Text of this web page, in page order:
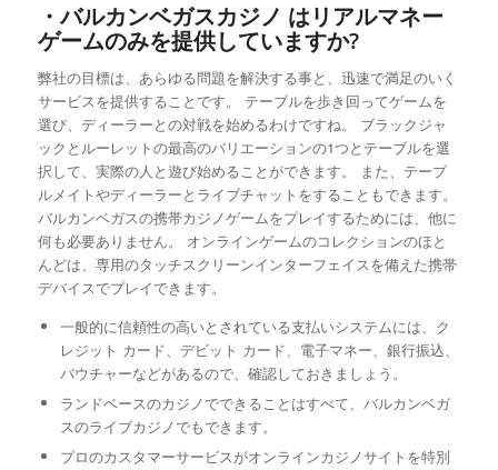
・バルカンベガスカジノ はリアルマネー
ゲームのみを提供していますか?
弊社の目標は、あらゆる問題を解決する事と、迅速で満足のいく
サービスを提供することです。 テーブルを歩き回ってゲームを
選び、ディーラーとの対戦を始めるわけですね。 ブラックジャ
ックとルーレットの最高のバリエーションの1つとテーブルを選
択して、実際の人と遊び始めることができます。 また、テーブ
ルメイトやディーラーとライブチャットをすることもできます。
バルカンベガスの携帯カジノゲームをプレイするためには、他に
何も必要ありません。 オンラインゲームのコレクションのほと
んどは、専用のタッチスクリーンインターフェイスを備えた携帯
デバイスでプレイできます。
一般的に信頼性の高いとされている支払いシステムには、ク
レジット カード、デビット カード、電子マネー、銀行振込、
バウチャーなどがあるので、確認しておきましょう。
ランドベースのカジノでできることはすべて、バルカンベガ
スのライブカジノでもできます。
プロのカスタマーサービスがオンラインカジノサイトを特別